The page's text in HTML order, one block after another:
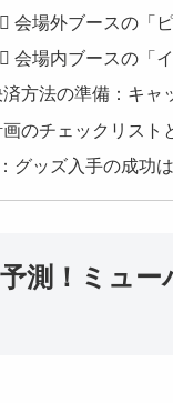
会場外ブースの「
会場内ブースの「
方法の準備：キャ
画のチェックリスト
グッズ入手の成功
測！ミュ